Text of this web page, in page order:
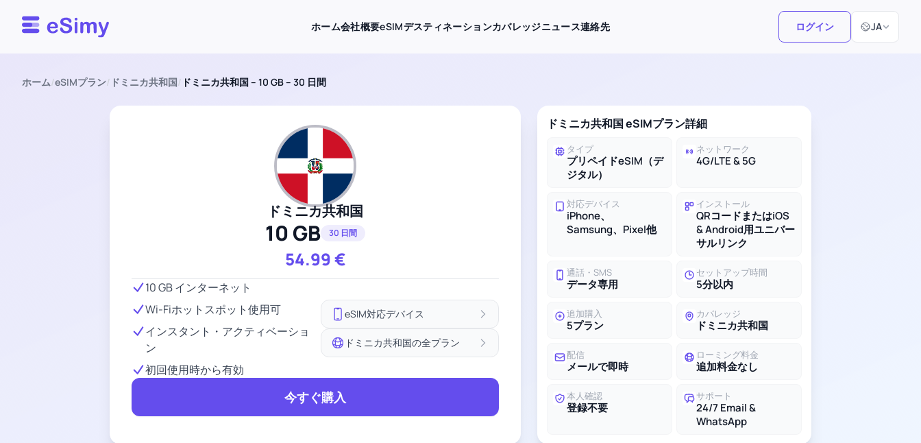
Esimy ホーム会社概要eSIMデスティネーションカバレッジニュース連絡先 ログイン JA
言語選択
ホーム/eSIMプラン/ ドミニカ共和国/ ドミニカ共和国 – 10 GB – 30 日間
ドミニカ共和国
10 GB 30 日間
54.99€
10 GB インターネット
Wi-Fiホットスポット使用可
インスタント・アクティベーショ
ン
初回使用時から有効
eSIM対応デバイス
ドミニカ共和国の全プラン
今すぐ購入
ドミニカ共和国 eSIMプラン詳細
タイプ
プリペイドeSIM（デ
ジタル）
ネットワーク
4G/LTE & 5G
対応デバイス
iPhone、
Samsung、Pixel他
インストール
QRコードまたはiOS
& Android用ユニバー
サルリンク
通話・SMS
データ専用
セットアップ時間
5分以内
追加購入
5プラン
カバレッジ
ドミニカ共和国
配信
メールで即時
ローミング料金
追加料金なし
本人確認
登録不要
サポート
24/7 Email &
WhatsApp